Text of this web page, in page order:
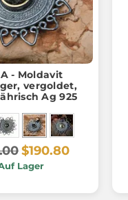
- Moldavit
vergoldet,
Ag 925
$190.80
Lager